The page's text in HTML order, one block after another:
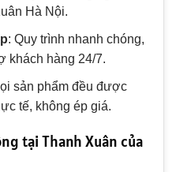
Hà Nội.
: Quy trình nhanh chóng,
khách hàng 24/7.
sản phẩm đều được
tế, không ép giá.
tại Thanh Xuân của